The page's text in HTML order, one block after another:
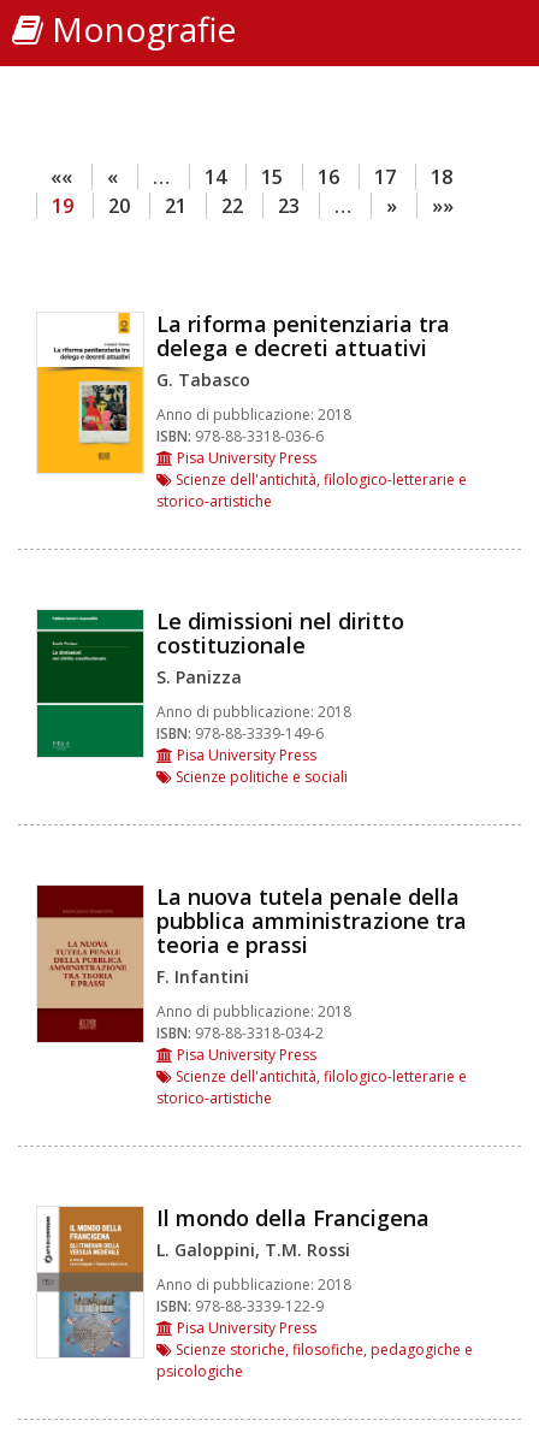
Monografie
«« « … 14 15 16 17
18
19
20 21 22 23 … » »»
La riforma penitenziaria tra
delega e decreti attuativi
G. Tabasco
Anno di pubblicazione: 2018
ISBN: 978-88-3318-036-6
Pisa University Press
Scienze dell'antichità, filologico-letterarie e
storico-artistiche
Le dimissioni nel diritto
costituzionale
S. Panizza
Anno di pubblicazione: 2018
ISBN: 978-88-3339-149-6
Pisa University Press
Scienze politiche e sociali
La nuova tutela penale della
pubblica amministrazione tra
teoria e prassi
F. Infantini
Anno di pubblicazione: 2018
ISBN: 978-88-3318-034-2
Pisa University Press
Scienze dell'antichità, filologico-letterarie e
storico-artistiche
Il mondo della Francigena
L. Galoppini, T.M. Rossi
Anno di pubblicazione: 2018
ISBN: 978-88-3339-122-9
Pisa University Press
Scienze storiche, filosofiche, pedagogiche e
psicologiche